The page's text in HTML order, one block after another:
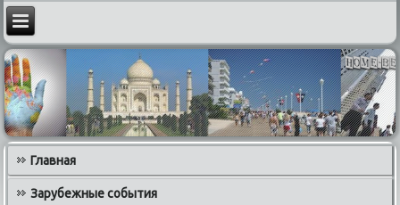
Главная
Зарубежные события